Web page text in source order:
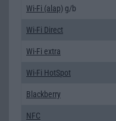
Wi-Fi (alap) g/b
Wi-Fi Direct
Wi-Fi extra
Wi-Fi HotSpot
Blackberry
NFC